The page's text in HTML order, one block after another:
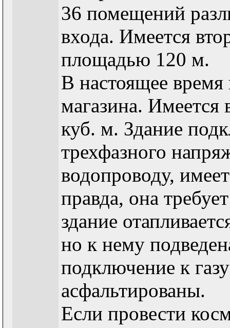
36 помещений
входа. Имеется
площадью 120 м.
В настоящее время
магазина. Имеется
куб. м. Здание
трехфазного
водопроводу,
правда, она
здание
но к нему
подключение к
асфальтированы.
Если провести